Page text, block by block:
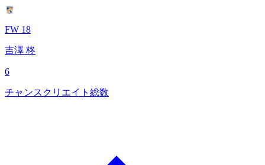
FW 18
吉澤 柊
6
チャンスクリエイト総数